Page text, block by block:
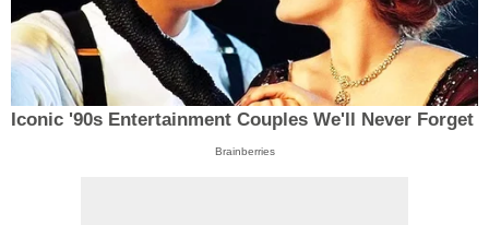
Iconic '90s Entertainment Couples We'll Never Forget
Brainberries